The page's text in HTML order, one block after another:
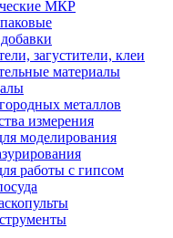
МКР
загустители, клеи
материалы
металлов
измерения
моделирования
работы с гипсом